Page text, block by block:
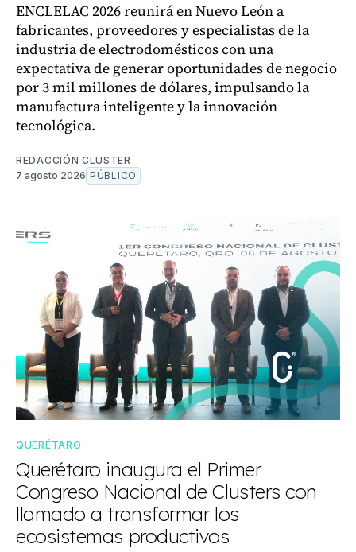
ENCLELAC 2026 reunirá en Nuevo León a
fabricantes, proveedores y especialistas de la
industria de electrodomésticos con una
expectativa de generar oportunidades de negocio
por 3 mil millones de dólares, impulsando la
manufactura inteligente y la innovación
tecnológica.
REDACCIÓN CLUSTER
7 agosto 2026 PÚBLICO
QUERÉTARO
Querétaro inaugura el Primer
Congreso Nacional de Clusters con
llamado a transformar los
ecosistemas productivos